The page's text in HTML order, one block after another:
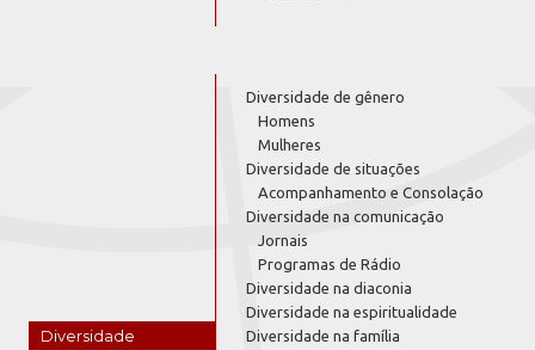
Diversidade
Diversidade de gênero
Homens
Mulheres
Diversidade de situações
Acompanhamento e Consolação
Diversidade na comunicação
Jornais
Programas de Rádio
Diversidade na diaconia
Diversidade na espiritualidade
Diversidade na família